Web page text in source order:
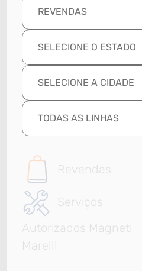
REVENDAS
SELECIONE O ESTADO
SELECIONE A CIDADE
TODAS AS LINHAS
Revendas
Serviços
Autorizados Magneti
Marelli